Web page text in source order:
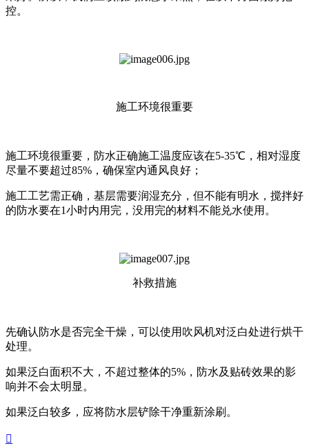
控。
施工环境很重要
施工环境很重要，防水正确施工温度应该在5-35℃，相对湿度
尽量不要超过85%，确保室内通风良好；
施工工艺需正确，基层需要润湿充分，但不能有明水，搅拌好
的防水要在1小时内用完，没用完的材料不能兑水使用。
补救措施
先确认防水是否完全干燥，可以使用吹风机对泛白处进行烘干
处理。
如果泛白面积不大，不超过整体的5%，防水及贴砖效果的影
响并不会太明显。
如果泛白较多，应将防水层铲除干净重新涂刷。
